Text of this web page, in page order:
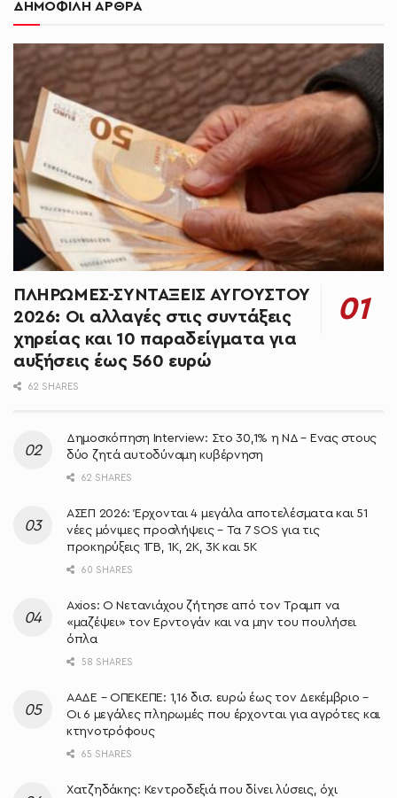
ΔΗΜΟΦΙΛΗ ΑΡΘΡΑ
ΠΛΗΡΩΜΕΣ-ΣΥΝΤΑΞΕΙΣ ΑΥΓΟΥΣΤΟΥ
2026: Οι αλλαγές στις συντάξεις
χηρείας και 10 παραδείγματα για
αυξήσεις έως 560 ευρώ
62 SHARES
Δημοσκόπηση Interview: Στο 30,1% η ΝΔ – Ένας στους
δύο ζητά αυτοδύναμη κυβέρνηση
62 SHARES
ΑΣΕΠ 2026: Έρχονται 4 μεγάλα αποτελέσματα και 51
νέες μόνιμες προσλήψεις – Τα 7 SOS για τις
προκηρύξεις 1ΓΒ, 1Κ, 2Κ, 3Κ και 5Κ
60 SHARES
Axios: Ο Νετανιάχου ζήτησε από τον Τραμπ να
«μαζέψει» τον Ερντογάν και να μην του πουλήσει
όπλα
58 SHARES
ΑΑΔΕ – ΟΠΕΚΕΠΕ: 1,16 δισ. ευρώ έως τον Δεκέμβριο –
Οι 6 μεγάλες πληρωμές που έρχονται για αγρότες και
κτηνοτρόφους
65 SHARES
Χατζηδάκης: Κεντροδεξιά που δίνει λύσεις, όχι